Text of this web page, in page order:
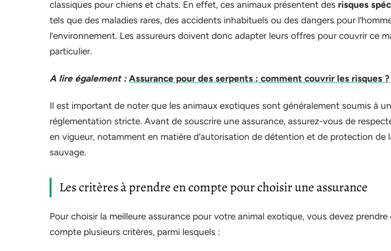
classiques pour chiens et chats. En effet, ces animaux présentent des risques
tels que des maladies rares, des accidents inhabituels ou des dangers pour
l’environnement. Les assureurs doivent donc adapter leurs offres pour couvrir ce
particulier.
A lire également : Assurance pour des serpents : comment couvrir les risques ?
Il est important de noter que les animaux exotiques sont généralement soumis à
réglementation stricte. Avant de souscrire une assurance, assurez-vous de
en vigueur, notamment en matière d’autorisation de détention et de protection de
sauvage.
Les critères à prendre en compte pour choisir une assurance
Pour choisir la meilleure assurance pour votre animal exotique, vous devez prendre
compte plusieurs critères, parmi lesquels :